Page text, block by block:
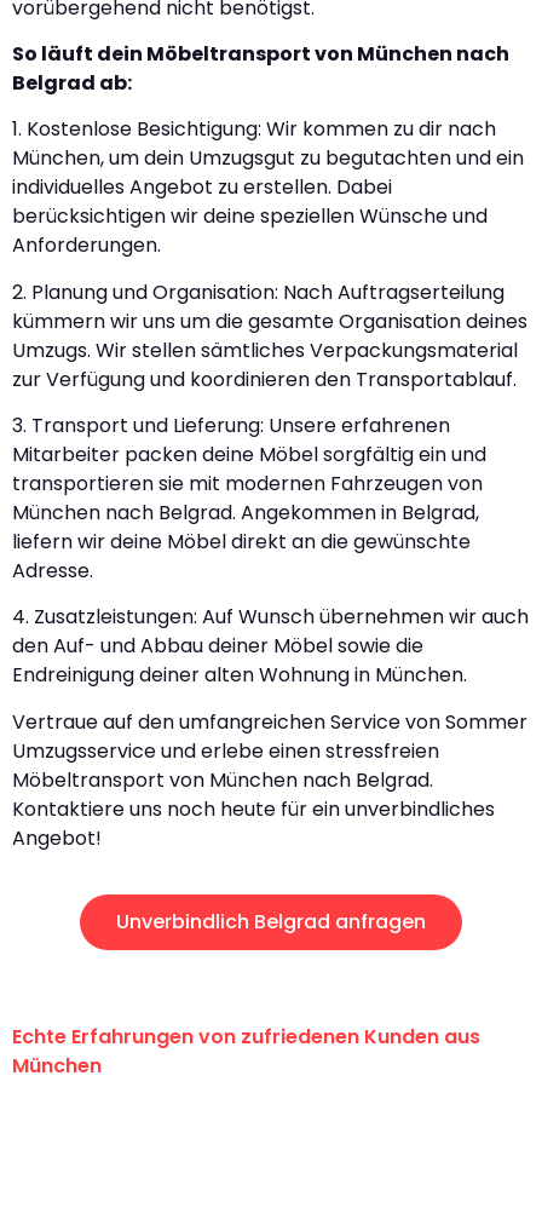
vorübergehend nicht benötigst.
So läuft dein Möbeltransport von München nach
Belgrad ab:
1. Kostenlose Besichtigung: Wir kommen zu dir nach
München, um dein Umzugsgut zu begutachten und ein
individuelles Angebot zu erstellen. Dabei
berücksichtigen wir deine speziellen Wünsche und
Anforderungen.
2. Planung und Organisation: Nach Auftragserteilung
kümmern wir uns um die gesamte Organisation deines
Umzugs. Wir stellen sämtliches Verpackungsmaterial
zur Verfügung und koordinieren den Transportablauf.
3. Transport und Lieferung: Unsere erfahrenen
Mitarbeiter packen deine Möbel sorgfältig ein und
transportieren sie mit modernen Fahrzeugen von
München nach Belgrad. Angekommen in Belgrad,
liefern wir deine Möbel direkt an die gewünschte
Adresse.
4. Zusatzleistungen: Auf Wunsch übernehmen wir auch
den Auf- und Abbau deiner Möbel sowie die
Endreinigung deiner alten Wohnung in München.
Vertraue auf den umfangreichen Service von Sommer
Umzugsservice und erlebe einen stressfreien
Möbeltransport von München nach Belgrad.
Kontaktiere uns noch heute für ein unverbindliches
Angebot!
Unverbindlich Belgrad anfragen
Echte Erfahrungen von zufriedenen Kunden aus
München